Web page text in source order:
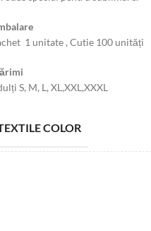
1 unitate, Cutie100 unități
S, M, L, XL,XXL,XXXL
COLOR